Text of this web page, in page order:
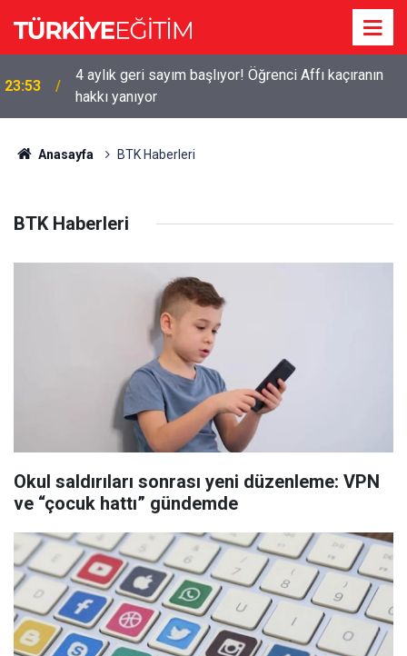
23:53
4 aylık geri sayım başlıyor! Öğrenci Affı kaçıranın
hakkı yanıyor
Anasayfa BTK Haberleri
BTK Haberleri
Okul saldırıları sonrası yeni düzenleme: VPN
ve “çocuk hattı” gündemde